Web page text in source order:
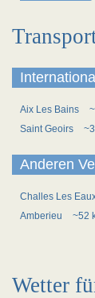
Aix Les Bains
Saint Geoirs
Anderen
Challes Les
Amberieu
~52
Wetter